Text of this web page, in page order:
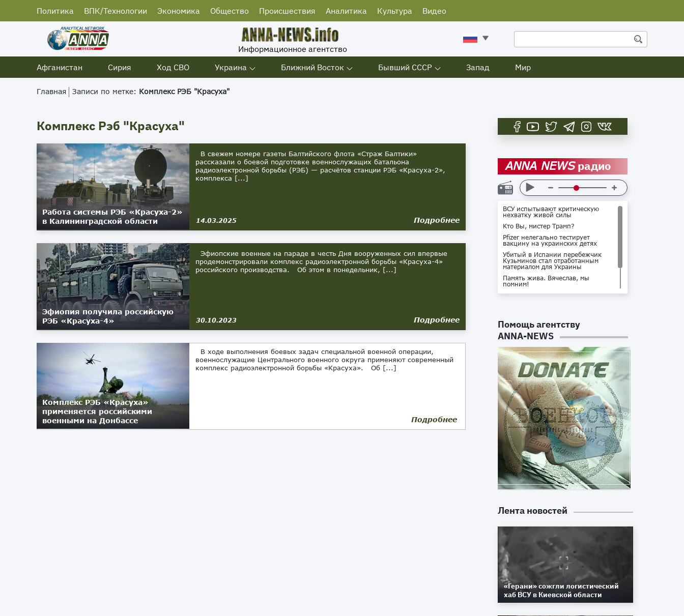
Политика ВПК/Технологии Экономика Общество Происшествия Аналитика Культура Видео
Информационное агентство
Афганистан
Сирия Ход СВО Украина Ближний Восток Бывший СССР Запад Мир
Главная Записи по метке: Комплекс РЭБ "Красуха"
Комплекс Рэб "Красуха"
Работа системы РЭБ «Красуха-2»
в Калининградской области
В свежем номере газеты Балтийского флота «Страж Балтики»
рассказали о боевой подготовке военнослужащих батальона
радиоэлектронной борьбы (РЭБ) — расчётов станции РЭБ «Красуха-2»,
комплекса [...]
14.03.2025 Подробнее
Эфиопия получила российскую
РЭБ «Красуха-4»
Эфиопские военные на параде в честь Дня вооруженных сил впервые
продемонстрировали комплекс радиоэлектронной борьбы «Красуха-4»
российского производства. Об этом в понедельник, [...]
30.10.2023 Подробнее
Комплекс РЭБ «Красуха»
применяется российскими
военными на Донбассе
В ходе выполнения боевых задач специальной военной операции,
военнослужащие Центрального военного округа применяют современный
комплекс радиоэлектронной борьбы «Красуха». Об [...]
29.06.2022 Подробнее
ANNA NEWSрадио
ВСУ испытывают критическую
нехватку живой силы
Кто Вы, мистер Трамп?
Pfizer нелегально тестирует
вакцину на украинских детях
Убитый в Испании перебежчик
Кузьминов стал отработанным
материалом для Украины
Память жива. Вячеслав, мы
помним!
Не доставайся ты никому!
Помощь агентству
ANNA-NEWS
Лента новостей
«Герани» сожгли логистический
хаб ВСУ в Киевской области